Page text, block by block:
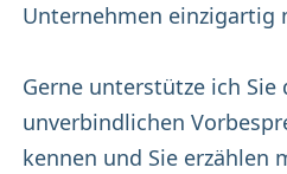
Unternehmen einzigartig
Gerne unterstütze ich
unverbindlichen
kennen und Sie erzählen